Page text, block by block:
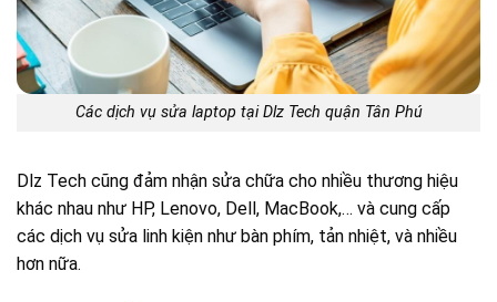
Các dịch vụ sửa laptop tại Dlz Tech quận Tân Phú
Dlz Tech cũng đảm nhận sửa chữa cho nhiều thương hiệu
khác nhau như HP, Lenovo, Dell, MacBook,… và cung cấp
các dịch vụ sửa linh kiện như bàn phím, tản nhiệt, và nhiều
hơn nữa.